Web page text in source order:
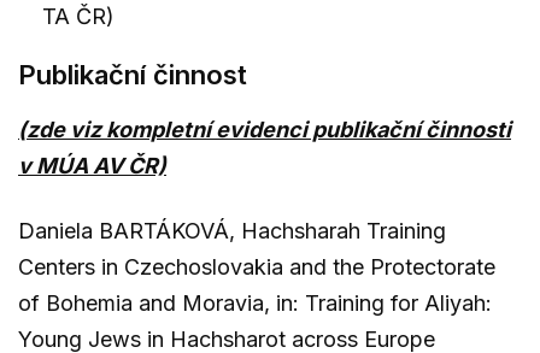
TA ČR)
Publikační činnost
(zde viz kompletní evidenci publikační činnosti
v MÚA AV ČR)
Daniela BARTÁKOVÁ, Hachsharah Training
Centers in Czechoslovakia and the Protectorate
of Bohemia and Moravia, in: Training for Aliyah:
Young Jews in Hachsharot across Europe